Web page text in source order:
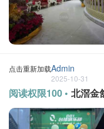
点击重新加载Admin
2025-10-31
阅读权限100 • 北滘金